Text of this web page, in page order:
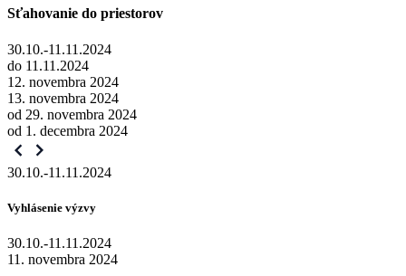
Sťahovanie do priestorov
30.10.-11.11.2024
do 11.11.2024
12. novembra 2024
13. novembra 2024
od 29. novembra 2024
od 1. decembra 2024
30.10.-11.11.2024
Vyhlásenie výzvy
30.10.-11.11.2024
11. novembra 2024